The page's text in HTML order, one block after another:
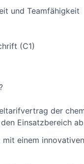
und Teamfähigkeit
(C1)
der
Einsatzbereich
einem